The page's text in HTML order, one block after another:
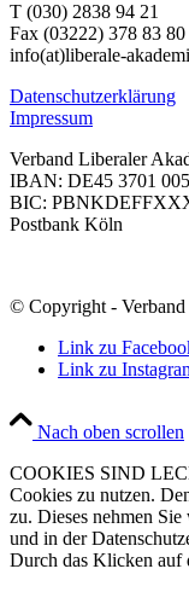
T (030) 2838 94 21
Fax (03222) 378 83 80
info(at)liberale-
Datenschutzerklärung
Impressum
Verband Liberaler
IBAN: DE45 3701
BIC:
Postbank Köln
© Copyright -
Link zu
Link zu
Nach oben scrollen
COOKIES SIND
Cookies zu nutzen.
zu. Dieses nehmen
und in der
Durch das Klicken auf